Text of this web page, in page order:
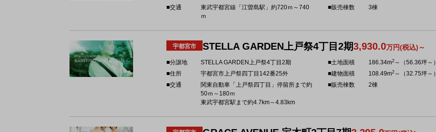
■交通
東武宇都宮線「江曽島駅」約720ｍ～740
ｍ
■販売棟数
3棟
宇都宮市 STELLA GARDEN上戸祭4丁目2期3,930.0万円(税込)～
■分譲地
STELLA GARDEN上戸祭4丁目2期
■住所
宇都宮市上戸祭四丁目142番25外
■交通
関東自動車「上戸祭四丁目」停留所まで約
50ｍ～180ｍ
東武宇都宮駅まで約4.7km～4.83km
■土地面積 186.34m2 ～（56.36坪～）
■建物面積
108.49m2 ～（32.75坪～）
■販売棟数
2棟